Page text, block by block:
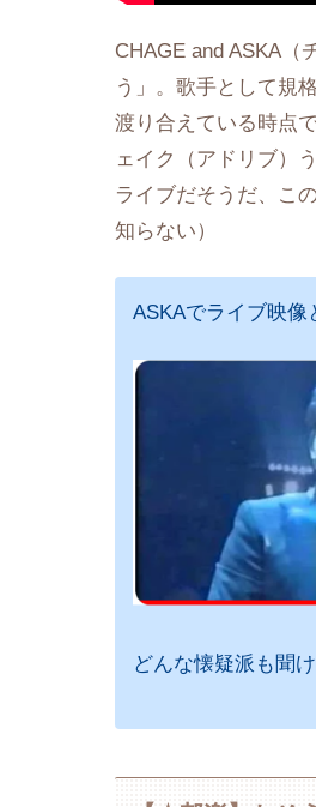
CHAGE and ASKA（
う」。歌手として規
渡り合えている時点
ェイク（アドリブ）
ライブだそうだ、こ
知らない）
ASKAでライブ映像
どんな懐疑派も聞